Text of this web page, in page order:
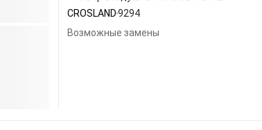
CROSLAND9294
Возможные замены